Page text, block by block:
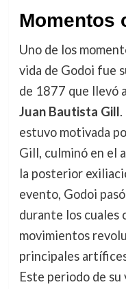
Momentos
Uno de los
vida de Godoi fue
de 1877 que llevó
Juan Bautista Gill
estuvo motivada
Gill, culminó en el
la posterior
evento, Godoi
durante los cuales
movimientos
principales
Este periodo de su